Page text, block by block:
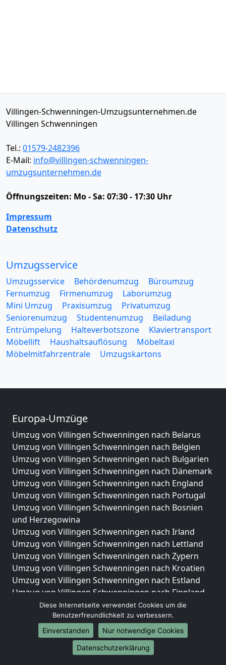
Villingen-Schwenningen-Umzugsunternehmen.de
Villingen Schwenningen
Tel.: 01579-2482396
E-Mail: info@villingen-schwenningen-
umzugsunternehmen.de
Öffnungszeiten: Mo - Sa: 07:30 - 17:30 Uhr
Impressum
Datenschutz
Umzugsservice
Umzugsservice Behördenumzug
Büroumzug
Fernumzug
Firmenumzug
Laborumzug
Mini Umzug
Praxisumzug
Privatumzug
Seniorenumzug
Studentenumzug
Beiladung
Entrümpelung
Halteverbotszone
Klaviertransport
Möbellift
Haushaltsauflösung
Möbeltaxi
Möbelmitfahrzentrale
Umzugskartons
Europa-Umzüge
Umzug von Villingen Schwenningen nach Belarus
Umzug von Villingen Schwenningen nach Belgien
Umzug von Villingen Schwenningen nach Bulgarien
Umzug von Villingen Schwenningen nach Dänemark
Umzug von Villingen Schwenningen nach England
Umzug von Villingen Schwenningen nach Portugal
Umzug von Villingen Schwenningen nach Bosnien
und Herzegowina
Umzug von Villingen Schwenningen nach Irland
Umzug von Villingen Schwenningen nach Lettland
Umzug von Villingen Schwenningen nach Zypern
Umzug von Villingen Schwenningen nach Kroatien
Umzug von Villingen Schwenningen nach Estland
Umzug von Villingen Schwenningen nach Finnland
Umzug von Villingen Schwenningen nach Frankreich
Umzug von Villingen Schwenningen nach
Griechenland
Umzug von Villingen Schwenningen nach Italien
Umzug von Villingen Schwenningen nach
Diese Internetseite verwendet Cookies um die
Benutzerfreundlichkeit zu verbessern.
Einverstanden
Nur notwendige Cookies
Datenschutzerklärung